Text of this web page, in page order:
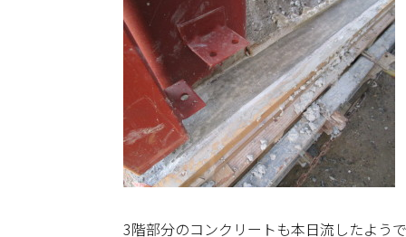
3階部分のコンクリートも本日流したようで